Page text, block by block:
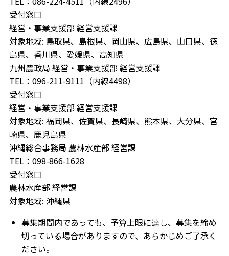
受付窓口
経営・事業支援部 経営支援課
対象地域: 鳥取県、島根県、岡山県、広島県、山口県、徳
島県、香川県、愛媛県、高知県
九州農政局 経営・事業支援部 経営支援課
TEL：096-211-9111（内線4498）
受付窓口
経営・事業支援部 経営支援課
対象地域: 福岡県、佐賀県、長崎県、熊本県、大分県、宮
崎県、鹿児島県
沖縄総合事務局 農林水産部 経営課
TEL：098-866-1628
受付窓口
農林水産部 経営課
対象地域: 沖縄県
募集期間内であっても、予算上限に達し、募集を締め
切っている場合がありますので、あらかじめご了承く
ださい。